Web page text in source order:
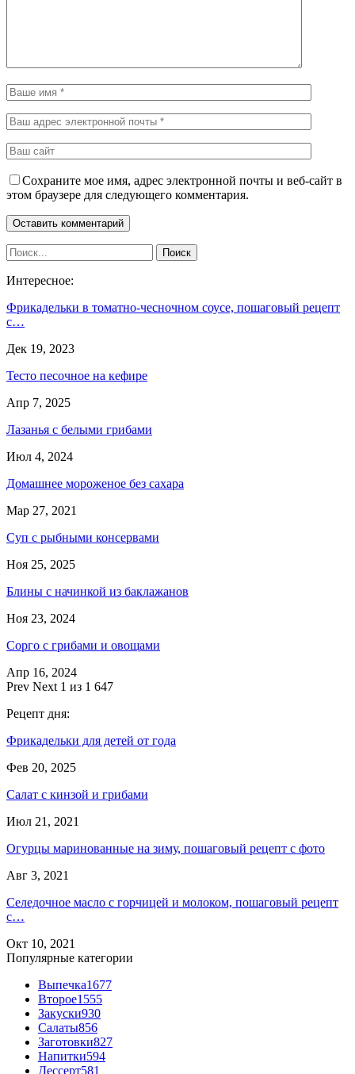
Сохраните мое имя, адрес электронной почты и веб-сайт в
этом браузере для следующего комментария.
Интересное:
Фрикадельки в томатно-чесночном соусе, пошаговый рецепт
с…
Дек 19, 2023
Тесто песочное на кефире
Апр 7, 2025
Лазанья с белыми грибами
Июл 4, 2024
Домашнее мороженое без сахара
Мар 27, 2021
Суп с рыбными консервами
Ноя 25, 2025
Блины с начинкой из баклажанов
Ноя 23, 2024
Сорго с грибами и овощами
Апр 16, 2024
Prev Next 1 из 1 647
Рецепт дня:
Фрикадельки для детей от года
Фев 20, 2025
Салат с кинзой и грибами
Июл 21, 2021
Огурцы маринованные на зиму, пошаговый рецепт с фото
Авг 3, 2021
Селедочное масло с горчицей и молоком, пошаговый рецепт
с…
Окт 10, 2021
Популярные категории
Выпечка1677
Второе1555
Закуски930
Салаты856
Заготовки827
Напитки594
Дессерт581